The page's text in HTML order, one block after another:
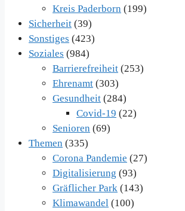
Kreis Paderborn (199)
Sicherheit (39)
Sonstiges (423)
Soziales (984)
Barrierefreiheit (253)
Ehrenamt (303)
Gesundheit (284)
Covid-19 (22)
Senioren (69)
Themen (335)
Corona Pandemie (27)
Digitalisierung (93)
Gräflicher Park (143)
Klimawandel (100)